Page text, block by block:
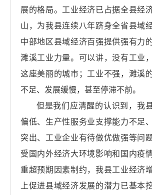
展的格局。工业经济已占据全县经
山，为我县连续八年跻身全省县域
中部地区县域经济百强提供强有力
濉溪工业力量。可以讲，没有工业
这座美丽的城市；工业不强，濉溪
不足、发展缓慢，甚至停滞不前。
但是我们应清醒的认识到，我
偏低、生产性服务业支撑能力不足
突出、工业企业有待做优做强等问
受国内外经济大环境影响和国内疫
重超预期因素制约，我县工业经济
上促进县域经济发展的潜力已基本